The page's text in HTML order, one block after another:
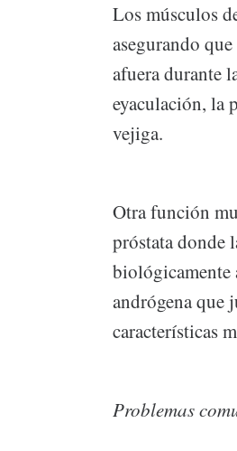
Los músculos
asegurando
afuera durante
eyaculación, la
vejiga.
Otra función
próstata donde
biológicamente
andrógena que
características
Problemas